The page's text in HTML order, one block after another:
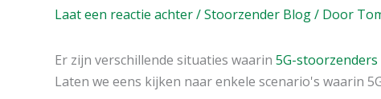
Laat een reactie achter/Stoorzender Blog/ Door
Er zijn verschillende situaties waarin 5G-stoorzenders
Laten we eens kijken naar enkele scenario's waarin